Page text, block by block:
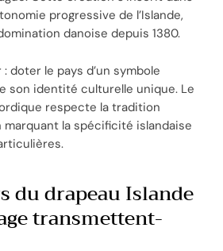
progressive de l’Islande,
danoise depuis 1380.
doter le pays d’un symbole
son identité culturelle unique. Le
respecte la tradition
la spécificité islandaise
du drapeau Islande
transmettent-